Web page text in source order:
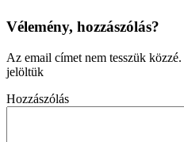
Vélemény, hozzászólás?
Az email címet nem tesszük közzé.
jelöltük
Hozzászólás